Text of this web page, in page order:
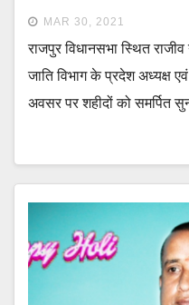
MAR 30, 2021
राजपुर विधानसभा स्थित
जाति विभाग के प्रदेश अध्यक्ष एवं
अवसर पर शहीदों को समर्पित